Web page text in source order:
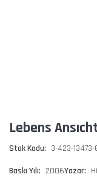
Lebens
Stok Kodu: 3-423-13473-
Baskı Yılı: 2006Yazar: